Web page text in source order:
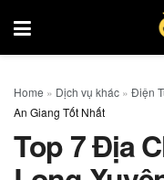
Home » Dịch vụ khác » Điện
An Giang Tốt Nhất
Top 7 Địa